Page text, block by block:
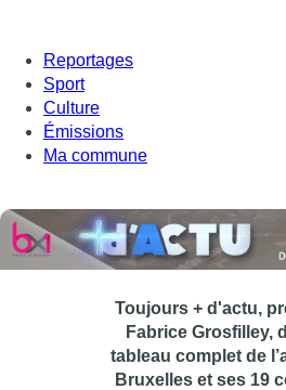
Reportages
Sport
Culture
Émissions
Ma commune
Toujours + d'actu,
Fabrice Grosfilley,
tableau complet de
Bruxelles et ses 19